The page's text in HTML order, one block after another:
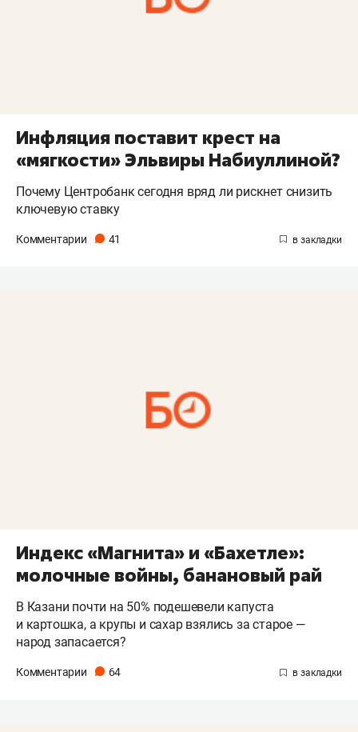
Инфляция поставит крест на
«мягкости» Эльвиры Набиуллиной?
Почему Центробанк сегодня вряд ли рискнет снизить
ключевую ставку
Комментарии 41
Индекс «Магнита» и «Бахетле»:
молочные войны, банановый рай
В Казани почти на 50% подешевели капуста
и картошка, а крупы и сахар взялись за старое —
народ запасается?
Комментарии 64